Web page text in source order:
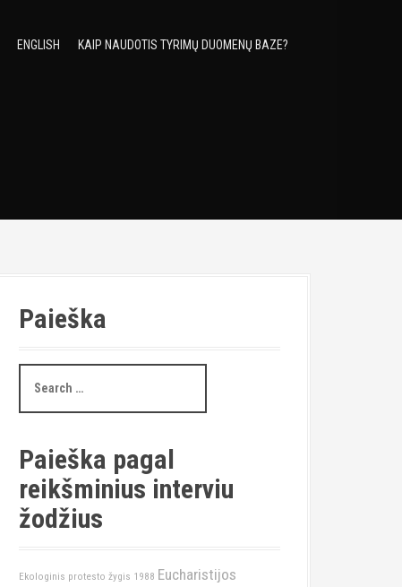
ENGLISH KAIP NAUDOTIS TYRIMŲ DUOMENŲ BAZE?
Paieška
a
c
h
f
o
r
Paieška pagal
reikšminius interviu
žodžius
Ekologinis protesto žygis 1988 Eucharistijos